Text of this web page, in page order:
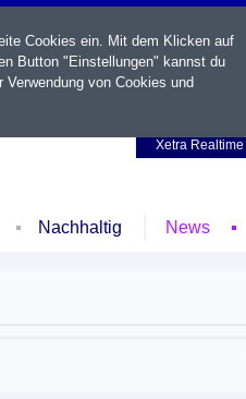
Xetra Realtime
Nachhaltig News
Cookies ein. Mit dem Klicken auf
Button "Einstellungen" kannst du
von Cookies und